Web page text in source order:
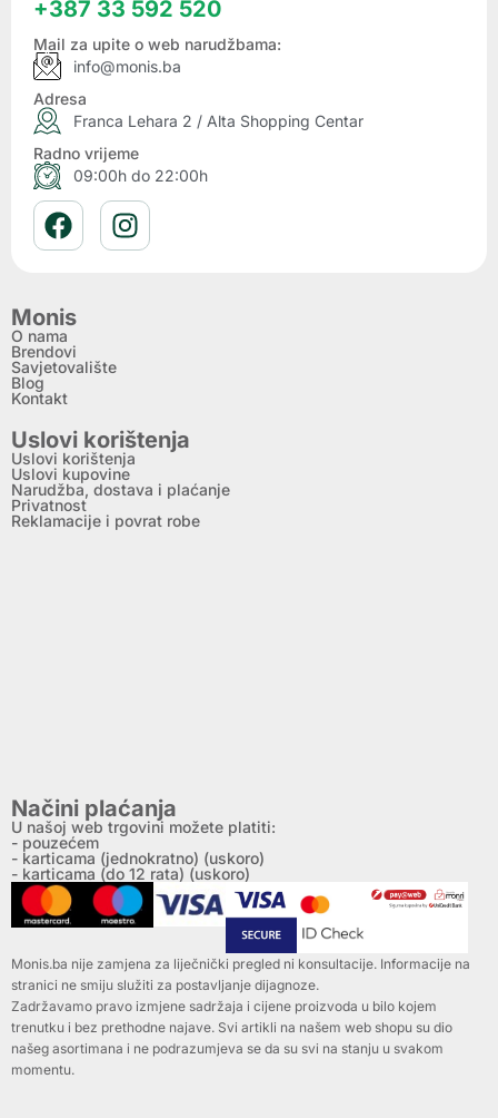
+387 33 592 520
Mail za upite o web narudžbama:
info@monis.ba
Adresa
Franca Lehara 2 / Alta Shopping Centar
Radno vrijeme
09:00h do 22:00h
Monis
O nama
Brendovi
Savjetovalište
Blog
Kontakt
Uslovi korištenja
Uslovi korištenja
Uslovi kupovine
Narudžba, dostava i plaćanje
Privatnost
Reklamacije i povrat robe
Načini plaćanja
U našoj web trgovini možete platiti:
- pouzećem
- karticama (jednokratno) (uskoro)
- karticama (do 12 rata) (uskoro)
Monis.ba nije zamjena za liječnički pregled ni konsultacije. Informacije na
stranici ne smiju služiti za postavljanje dijagnoze.
Zadržavamo pravo izmjene sadržaja i cijene proizvoda u bilo kojem
trenutku i bez prethodne najave. Svi artikli na našem web shopu su dio
našeg asortimana i ne podrazumjeva se da su svi na stanju u svakom
momentu.